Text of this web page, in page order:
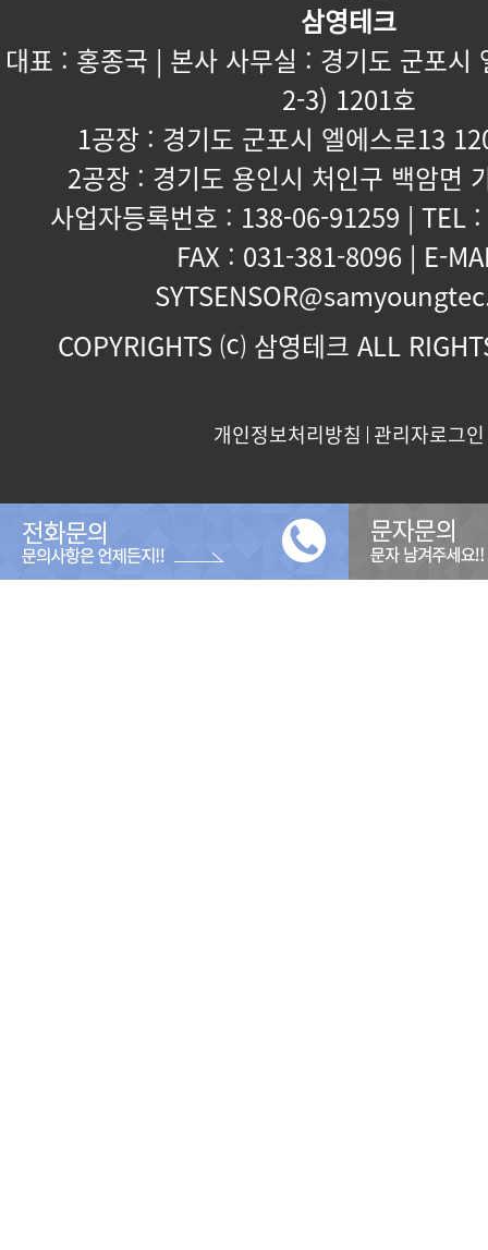
삼영테크
대표 : 홍종국 | 본사 사무실 : 경기도 군포시
2-3) 1201호
1공장 : 경기도 군포시 엘에스로13
2공장 : 경기도 용인시 처인구 백암면
사업자등록번호 : 138-06-91259 | TEL
FAX : 031-381-8096 | E-
COPYRIGHTS ⒞ 삼영테크 ALL
개인정보처리방침 관리자로그인